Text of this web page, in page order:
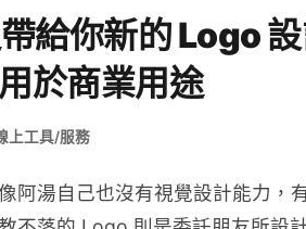
給你新的 Logo
於商業用途
上工具/服務
阿湯自己也沒有視覺設計能力，